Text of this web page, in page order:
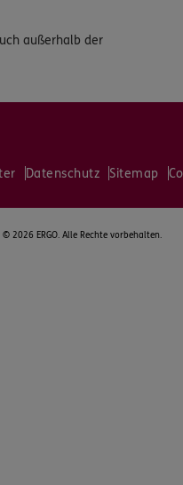
außerhalb der
Datenschutz Sitemap
© 2026 ERGO. Alle Rechte vorbehalten.